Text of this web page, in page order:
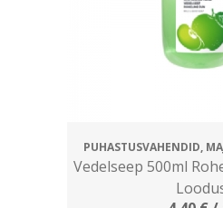
PUHASTUSVAHENDID,
Vedelseep 500ml